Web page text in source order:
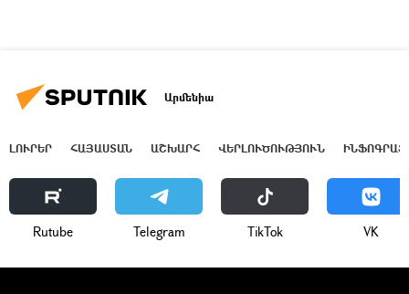
Արմենիա
ԼՈՒՐԵՐ ՀԱՅԱՍՏԱՆ ԱՇԽԱՐՀ ՎԵՐԼՈՒԾՈՒԹՅՈՒՆ
Rutube Telegram ТikТоk VK